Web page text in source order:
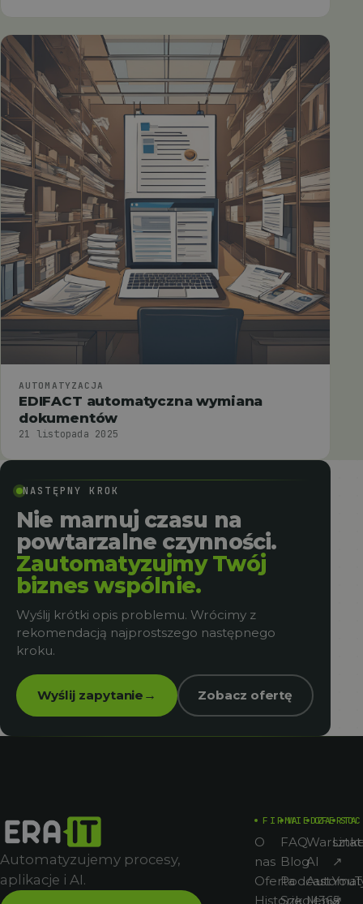
AUTOMATYZACJA
EDIFACT automatyczna wymiana
dokumentów
21 listopada 2025
NASTĘPNY KROK
Nie marnuj czasu na
powtarzalne czynności.
Zautomatyzujmy Twój
biznes wspólnie.
Wyślij krótki opis problemu. Wrócimy z
rekomendacją najprostszego następnego
kroku.
Wyślij zapytanie → Zobacz ofertę
Automatyzujemy procesy,
aplikacje i AI.
FIRMA
O
nas
Oferta
Historie
WIEDZA
FAQ
Blog
Podcast
Szkolenia
OFERTA
Warsztat
AI
M365
↗
↗